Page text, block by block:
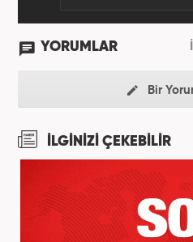
YORUMLAR
Bir
İLGİNİZİ ÇEKEBİLİR